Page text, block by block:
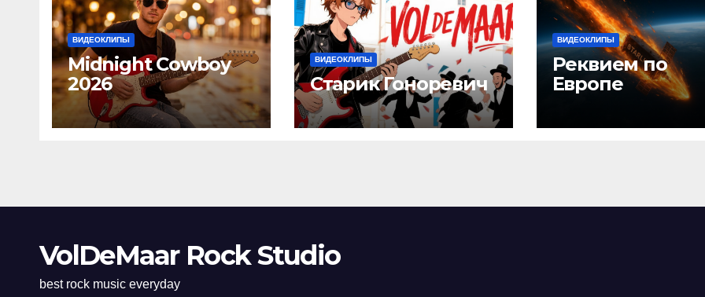
ВИДЕОКЛИПЫ
Midnight Cowboy
2026
ВИДЕОКЛИПЫ
Старик Гоноревич
ВИДЕОКЛИПЫ
Реквием по
Европе
VolDeMaar Rock Studio
best rock music everyday